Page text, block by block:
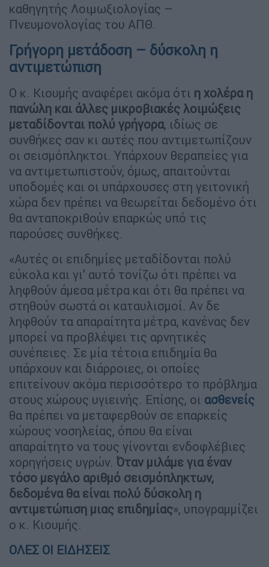
καθηγητής Λοιμωξιολογίας –
Πνευμονολογίας του ΑΠΘ.
Γρήγορη μετάδοση – δύσκολη η
αντιμετώπιση
Ο κ. Κιουμής αναφέρει ακόμα ότι η χολέρα η
πανώλη και άλλες μικροβιακές λοιμώξεις
μεταδίδονται πολύ γρήγορα, ιδίως σε
συνθήκες σαν κι αυτές που αντιμετωπίζουν
οι σεισμόπληκτοι. Υπάρχουν θεραπείες για
να αντιμετωπιστούν, όμως, απαιτούνται
υποδομές και οι υπάρχουσες στη γειτονική
χώρα δεν πρέπει να θεωρείται δεδομένο ότι
θα ανταποκριθούν επαρκώς υπό τις
παρούσες συνθήκες.
«Αυτές οι επιδημίες μεταδίδονται πολύ
εύκολα και γι’ αυτό τονίζω ότι πρέπει να
ληφθούν άμεσα μέτρα και ότι θα πρέπει να
στηθούν σωστά οι καταυλισμοί. Αν δε
ληφθούν τα απαραίτητα μέτρα, κανένας δεν
μπορεί να προβλέψει τις αρνητικές
συνέπειες. Σε μία τέτοια επιδημία θα
υπάρχουν και διάρροιες, οι οποίες
επιτείνουν ακόμα περισσότερο το πρόβλημα
στους χώρους υγιεινής. Επίσης, οι ασθενείς
θα πρέπει να μεταφερθούν σε επαρκείς
χώρους νοσηλείας, όπου θα είναι
απαραίτητο να τους γίνονται ενδοφλέβιες
χορηγήσεις υγρών. Όταν μιλάμε για έναν
τόσο μεγάλο αριθμό σεισμόπληκτων,
δεδομένα θα είναι πολύ δύσκολη η
αντιμετώπιση μιας επιδημίας», υπογραμμίζει
ο κ. Κιουμής.
ΟΛΕΣ ΟΙ ΕΙΔΗΣΕΙΣ